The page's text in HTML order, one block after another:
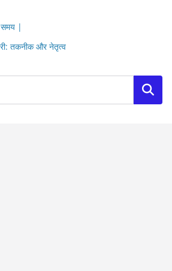
समय |
तकनीक और नेतृत्व
Search